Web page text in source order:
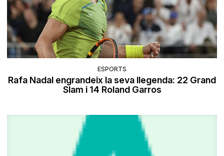
ESPORTS
Rafa Nadal engrandeix la seva llegenda: 22 Grand
Slam i 14 Roland Garros